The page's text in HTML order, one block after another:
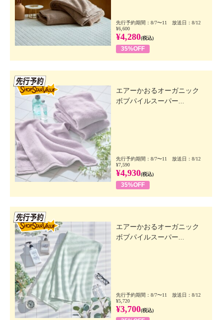
【詳細】
・各アイテムにより異なる
【素材】
・各アイテムにより異なる
※縫付、下げ札の表示が異なる商品が入る場合あり
・Ｓ：Ｓ、７ＡＲＭ：Ｍ、９ＡＲＬ：Ｌ、１１ＡＲＬ
Ｌ：ＬＬ、１３ＡＲ３Ｌ：３Ｌ、１５ＡＲ
【原産国（地）】
・各製品の表示をご確認ください
先行予約期間：8/7〜11 放送日：8/12
¥6,600
¥4,280(税込)
35%OFF
エアーかおるオーガニック
ボブパイルスーパー...
先行予約期間：8/7〜11 放送日：8/12
¥7,590
¥4,930(税込)
35%OFF
エアーかおるオーガニック
ボブパイルスーパー...
先行予約期間：8/7〜11 放送日：8/12
¥5,720
¥3,700(税込)